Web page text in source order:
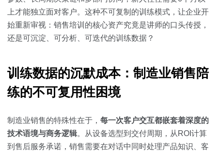
房地产
按角色
销售管理
资源中心
全部
白皮书
销售会话智能
关于我们
上才能独立面对客户。这种不可复制的训练模式，让企业开
始重新审视：销售培训的核心资产究竟是讲师的口头传授，
还是可沉淀、可分析、可迭代的训练数据？
训练数据的沉默成本：制造业销售陪
练的不可复用性困境
制造业销售的特殊性在于， 每一次客户交互都嵌套着深度的
技术语境与商务逻辑。从设备选型到交付周期，从ROI计算
到售后服务承诺，销售需要在对话中同时处理产品知识、客